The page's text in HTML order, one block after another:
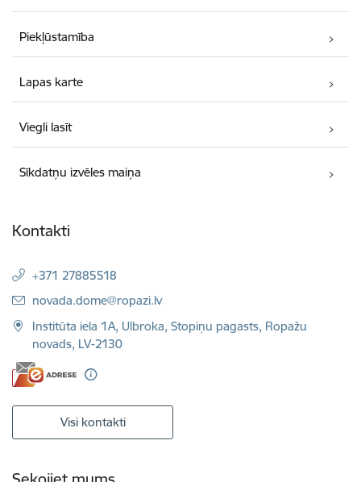
Piekļūstamība
Lapas karte
Viegli lasīt
Sīkdatņu izvēles maiņa
Kontakti
+371 27885518
E-pasts:
novada.dome@ropazi.lv
Institūta iela 1A, Ulbroka, Stopiņu pagasts, Ropažu
novads, LV-2130
Visi kontakti